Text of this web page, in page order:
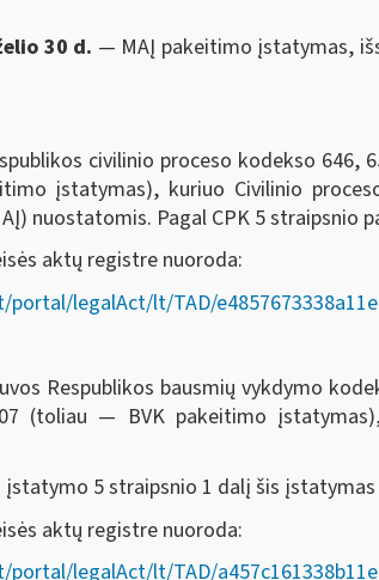
30 d. — MAĮ pakeitimo įstatymas,
civilinio proceso kodekso
įstatymas), kuriuo Civilinio
nuostatomis. Pagal CPK 5 straipsnio
aktų registre nuoroda:
legalAct/lt/TAD/
bausmių vykdymo kodekso
(toliau — BVK pakeitimo
įstatymo 5 straipsnio 1 dalį šis
aktų registre nuoroda:
legalAct/lt/TAD/